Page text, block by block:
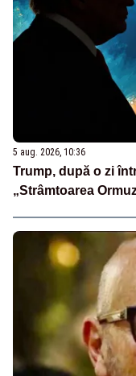
5 aug. 2026, 10:36
Trump, după o zi
„Strâmtoarea